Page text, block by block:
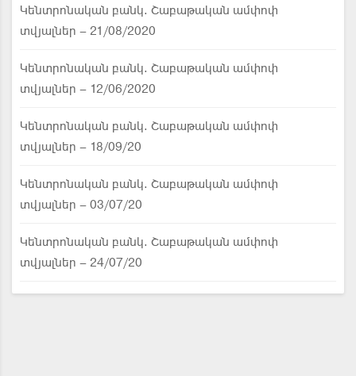
Կենտրոնական բանկ. Շաբաթական ամփոփ
տվյալներ – 21/08/2020
Կենտրոնական բանկ. Շաբաթական ամփոփ
տվյալներ – 12/06/2020
Կենտրոնական բանկ. Շաբաթական ամփոփ
տվյալներ – 18/09/20
Կենտրոնական բանկ. Շաբաթական ամփոփ
տվյալներ – 03/07/20
Կենտրոնական բանկ. Շաբաթական ամփոփ
տվյալներ – 24/07/20